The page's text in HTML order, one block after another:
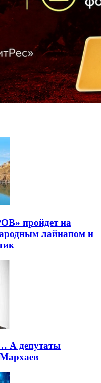
пройдет на
лайнапом и
А депутаты